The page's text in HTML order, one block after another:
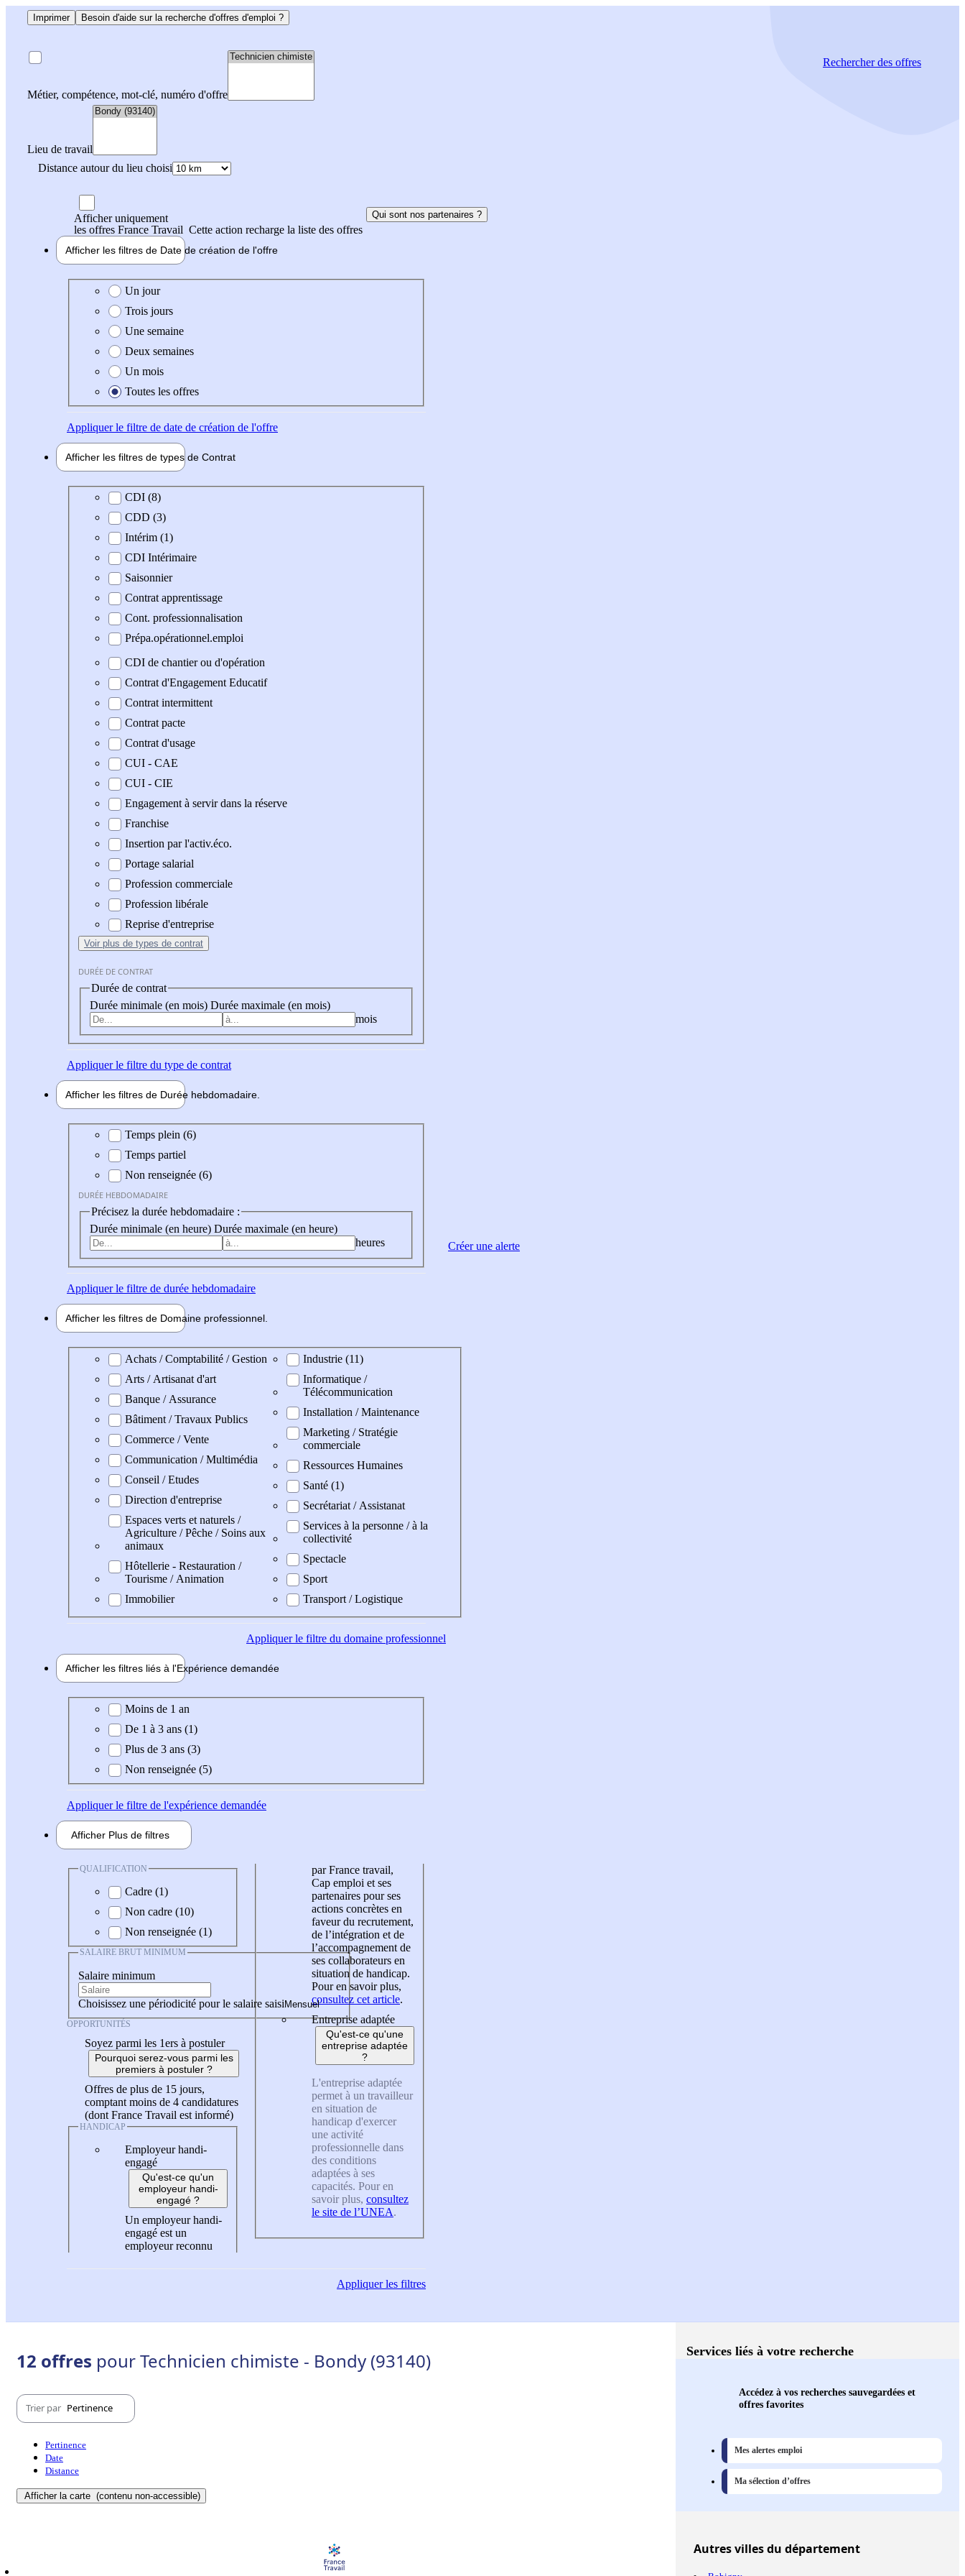
Imprimer Besoin d'aide sur la recherche d'offres d'emploi ?
Métier, compétence, mot-clé, numéro d'offre
Lieu de travail
Distance autour du lieu choisi
Rechercherdes offres
Afficher uniquement
les offres France Travail Cette action recharge la liste des offres
Qui sont nos partenaires ?
Afficher les filtres de Date de création de l'offre
Date de création de l'offre
Un jour
Trois jours
Une semaine
Deux semaines
Un mois
Toutes les offres
Appliquerle filtre de date de création de l'offre
Afficher les filtres de types de Contrat
Type de contrat
CDI (8)
CDD (3)
Intérim (1)
CDI Intérimaire
Saisonnier
Contrat apprentissage
Cont. professionnalisation
Prépa.opérationnel.emploi
CDI de chantier ou d'opération
Contrat d'Engagement Educatif
Contrat intermittent
Contrat pacte
Contrat d'usage
CUI - CAE
CUI - CIE
Engagement à servir dans la réserve
Franchise
Insertion par l'activ.éco.
Portage salarial
Profession commerciale
Profession libérale
Reprise d'entreprise
Voir plus de types de contrat
DURÉE DE CONTRAT
Durée de contrat
Durée minimale (en mois) Durée maximale (en mois)
mois
Appliquerle filtre du type de contrat
Afficher les filtres de Durée hebdomadaire
Durée hebdomadaire
Temps plein (6)
Temps partiel
Non renseignée (6)
DURÉE HEBDOMADAIRE
Précisez la durée hebdomadaire :
Durée minimale (en heure) Durée maximale (en heure)
heures
Appliquerle filtre de durée hebdomadaire
Afficher les filtres de Domaine professionnel
Domaine professionel
Achats / Comptabilité / Gestion
Arts / Artisanat d'art
Banque / Assurance
Bâtiment / Travaux Publics
Commerce / Vente
Communication / Multimédia
Conseil / Etudes
Direction d'entreprise
Espaces verts et naturels /
Agriculture / Pêche / Soins aux
animaux
Hôtellerie - Restauration /
Tourisme / Animation
Immobilier
Industrie (11)
Informatique /
Télécommunication
Installation / Maintenance
Marketing / Stratégie
commerciale
Ressources Humaines
Santé (1)
Secrétariat / Assistanat
Services à la personne / à la
collectivité
Spectacle
Sport
Transport / Logistique
Appliquerle filtre du domaine professionnel
Afficher les filtres liés à l'Expérience demandée
Expérience demandée
Moins de 1 an
De 1 à 3 ans (1)
Plus de 3 ans (3)
Non renseignée (5)
Appliquerle filtre de l'expérience demandée
Afficher Plus de filtres
QUALIFICATION
Cadre (1)
Non cadre (10)
Non renseignée (1)
SALAIRE BRUT MINIMUM
Salaire minimum
Choisissez une périodicité pour le salaire saisi
OPPORTUNITÉS
Soyez parmi les 1ers à postuler
Pourquoi serez-vous parmi les
premiers à postuler ?
Offres de plus de 15 jours,
comptant moins de 4 candidatures
(dont France Travail est informé)
HANDICAP
Employeur handi-
engagé
Qu'est-ce qu'un
employeur handi-
engagé ?
Un employeur handi-
engagé est un
employeur reconnu
par France travail,
Cap emploi et ses
partenaires pour ses
actions concrètes en
faveur du recrutement,
de l’intégration et de
l’accompagnement de
ses collaborateurs en
situation de handicap.
Pour en savoir plus,
consultez cet article.
Entreprise adaptée
Qu'est-ce qu'une
entreprise adaptée
?
L'entreprise adaptée
permet à un travailleur
en situation de
handicap d'exercer
une activité
professionnelle dans
des conditions
adaptées à ses
capacités. Pour en
savoir plus, consultez
le site de l’UNEA.
Appliquerles filtres
Créer une alerte
12 offres pour Technicien chimiste - Bondy (93140)
Trier par Pertinence
Pertinence
Date
Distance
Afficher la carte (contenu non-accessible)
Services liés à votre recherche
Accédez à vos recherches sauvegardées et
offres favorites
Mes alertes emploi
Ma sélection d’offres
Autresvillesdu département